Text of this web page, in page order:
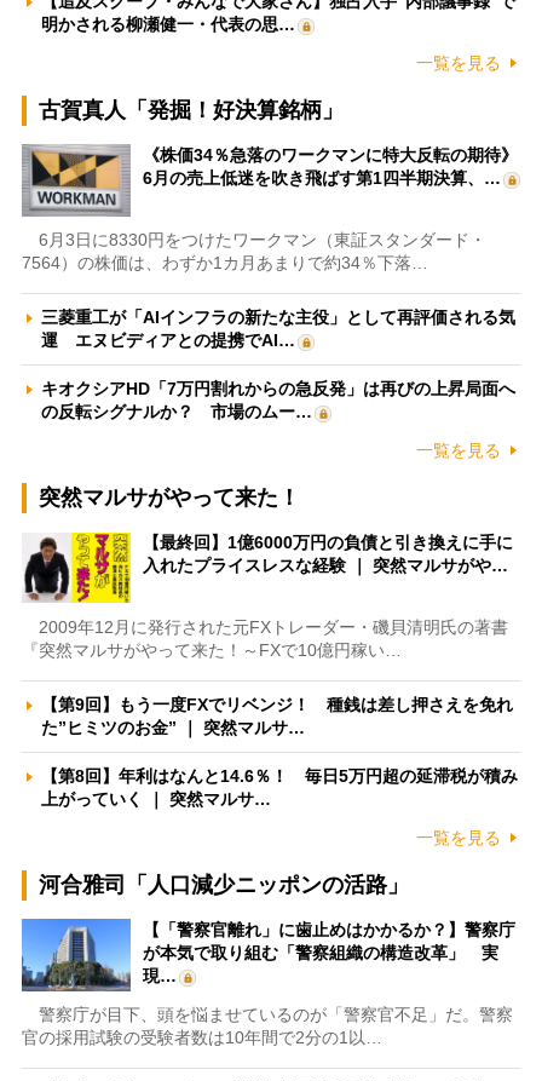
明かされる柳瀬健一・代表の思…
一覧を見る
古賀真人「発掘！好決算銘柄」
《株価34％急落のワークマンに特大反転の期待》
6月の売上低迷を吹き飛ばす第1四半期決算、…
6月3日に8330円をつけたワークマン（東証スタンダード・
7564）の株価は、わずか1カ月あまりで約34％下落…
三菱重工が「AIインフラの新たな主役」として再評価される気
運 エヌビディアとの提携でAI…
キオクシアHD「7万円割れからの急反発」は再びの上昇局面へ
の反転シグナルか？ 市場のムー…
一覧を見る
突然マルサがやって来た！
【最終回】1億6000万円の負債と引き換えに手に
入れたプライスレスな経験 ｜ 突然マルサがや…
2009年12月に発行された元FXトレーダー・磯貝清明氏の著書
『突然マルサがやって来た！～FXで10億円稼い…
【第9回】もう一度FXでリベンジ！ 種銭は差し押さえを免れ
た”ヒミツのお金” ｜ 突然マルサ…
【第8回】年利はなんと14.6％！ 毎日5万円超の延滞税が積み
上がっていく ｜ 突然マルサ…
一覧を見る
河合雅司「人口減少ニッポンの活路」
【「警察官離れ」に歯止めはかかるか？】警察庁
が本気で取り組む「警察組織の構造改革」 実
現…
警察庁が目下、頭を悩ませているのが「警察官不足」だ。警察
官の採用試験の受験者数は10年間で2分の1以…